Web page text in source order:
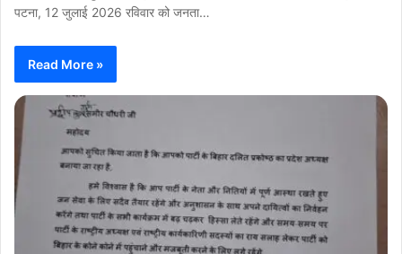
पटना, 12 जुलाई 2026 रविवार को जनता…
Read More »